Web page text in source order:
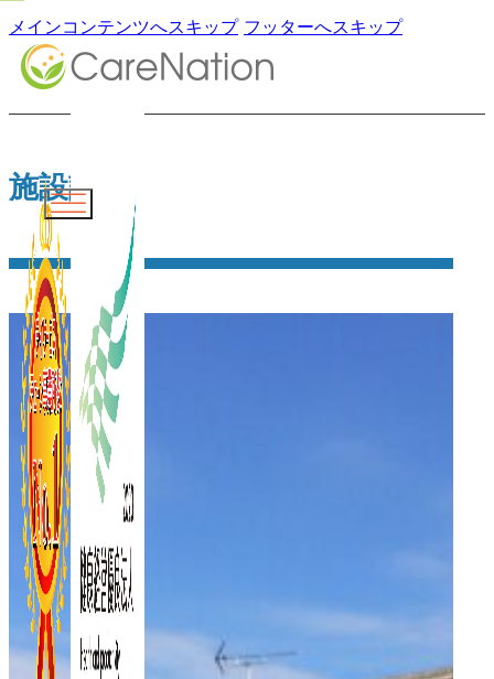
メインコンテンツへスキップ フッターへスキップ
施設詳細